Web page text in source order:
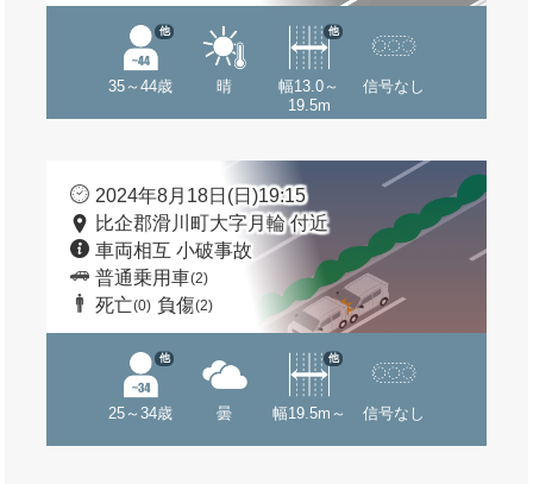
35～44歳
他
晴
幅13.0～
19.5m
他
信号なし
2024年8月18日(日)19:15
比企郡滑川町大字月輪 付近
車両相互 小破事故
普通乗用車(2)
死亡(0) 負傷(2)
25～34歳
他
曇 幅19.5m～
他
信号なし